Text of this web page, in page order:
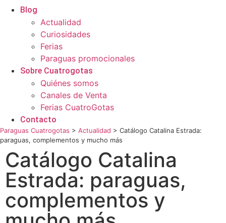
Blog
Actualidad
Curiosidades
Ferias
Paraguas promocionales
Sobre Cuatrogotas
Quiénes somos
Canales de Venta
Ferias CuatroGotas
Contacto
Paraguas Cuatrogotas > Actualidad > Catálogo Catalina Estrada:
paraguas, complementos y mucho más
Catálogo Catalina
Estrada: paraguas,
complementos y